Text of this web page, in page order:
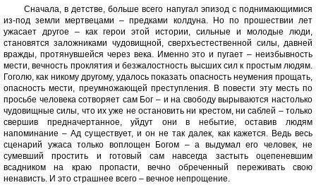
Сначала, в детстве, больше всего напугал эпизод с поднимающимися
из-под земли мертвецами – предками колдуна. Но по прошествии лет
ужасает другое – как герои этой истории, сильные и молодые люди,
становятся заложниками чудовищной, сверхъестественной силы, давней
вражды, протянувшейся через века. Именно это и пугает – неизбывность
мести, вечность проклятия и безжалостность высших сил к простым людям.
Гоголю, как никому другому, удалось показать опасность неумения прощать,
опасность мести, преумножающей преступления. В повести эту месть по
просьбе человека сотворяет сам Бог – и на свободу вырываются настолько
чудовищные силы, что их уже не остановить ни крестом, ни саблей – только
свершив предначертанное, уйдут они в небытие, оставив людям
напоминание – Ад существует, и он не так далек, как кажется. Ведь весь
сценарий ужаса только воплощен Богом – а выдумал его человек, не
сумевший простить и готовый сам навсегда застыть оцепеневшим
всадником на краю пропасти, вечно обреченный переживать свою
ненависть. И это страшнее всего – вечное непрощение.